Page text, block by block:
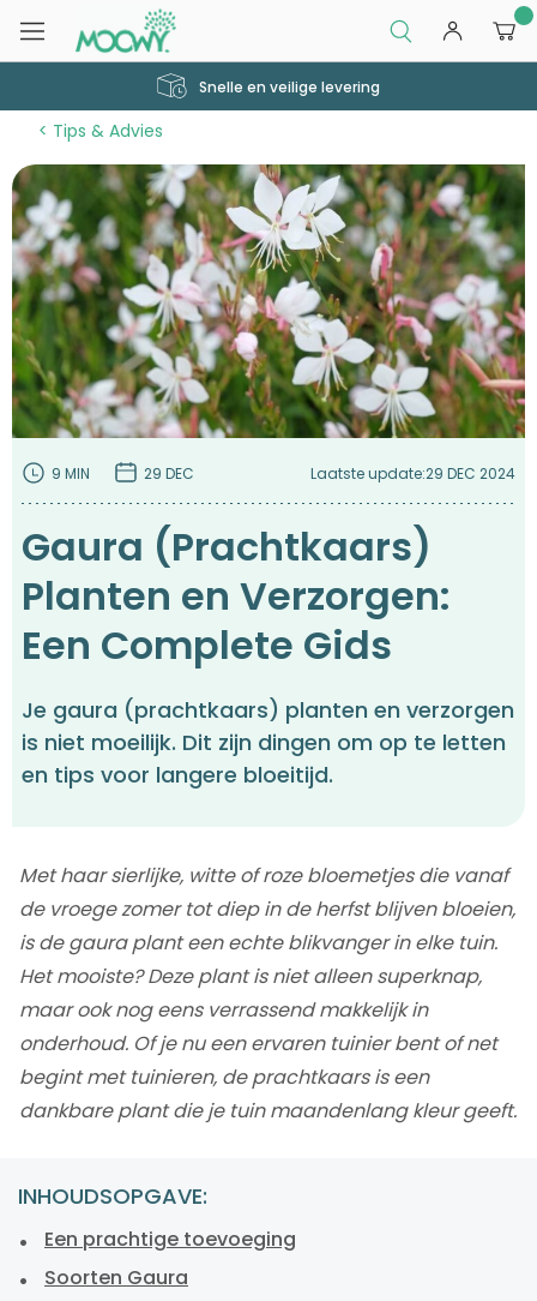
Snelle en veilige levering
Tips & Advies
9 MIN 29 DEC Laatste update:29 DEC 2024
Gaura (Prachtkaars)
Planten en Verzorgen:
Een Complete Gids
Je gaura (prachtkaars) planten en verzorgen
is niet moeilijk. Dit zijn dingen om op te letten
en tips voor langere bloeitijd.
Met haar sierlijke, witte of roze bloemetjes die vanaf
de vroege zomer tot diep in de herfst blijven bloeien,
is de gaura plant een echte blikvanger in elke tuin.
Het mooiste? Deze plant is niet alleen superknap,
maar ook nog eens verrassend makkelijk in
onderhoud. Of je nu een ervaren tuinier bent of net
begint met tuinieren, de prachtkaars is een
dankbare plant die je tuin maandenlang kleur geeft.
INHOUDSOPGAVE:
Een prachtige toevoeging
Soorten Gaura